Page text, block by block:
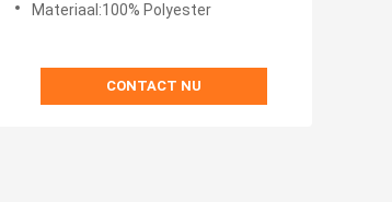
Materiaal:100% Polyester
CONTACT NU